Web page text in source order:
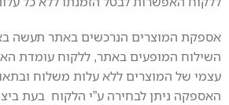
אספקת המוצרים הנרכשים באתר תעשה
השילוח המופעים באתר, ללקוח עומדת
עצמי של המוצרים ללא עלות משלוח
האספקה ניתן לבחירה ע”י הלקוח בעת